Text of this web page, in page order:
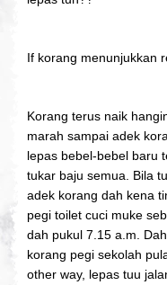
If korang menunjukkan
Korang terus naik
marah sampai adek
lepas bebel-bebel baru
tukar baju semua. Bila
adek korang dah kena
pegi toilet cuci muke
dah pukul 7.15 a.m.
korang pegi sekolah
other way, lepas tuu